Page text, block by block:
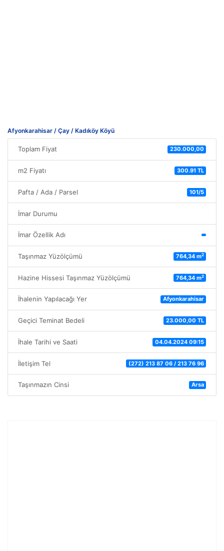
Afyonkarahisar / Çay / Kadıköy Köyü
Toplam Fiyat 230.000,00
m2 Fiyatı 300.91 TL
Pafta / Ada / Parsel 101/5
İmar Durumu
İmar Özellik Adı
Taşınmaz Yüzölçümü 764,34 m2
Hazine Hissesi Taşınmaz Yüzölçümü 764,34 m2
İhalenin Yapılacağı Yer Afyonkarahisar
Geçici Teminat Bedeli 23.000,00 TL
İhale Tarihi ve Saati 04.04.2024 09:15
İletişim Tel (272) 213 87 06 / 213 76 96
Taşınmazın Cinsi Arsa